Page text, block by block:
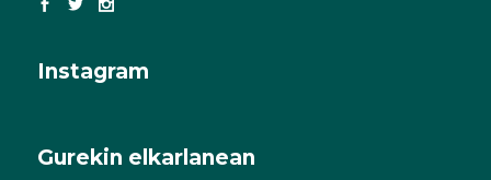
Instagram
Gurekin elkarlanean